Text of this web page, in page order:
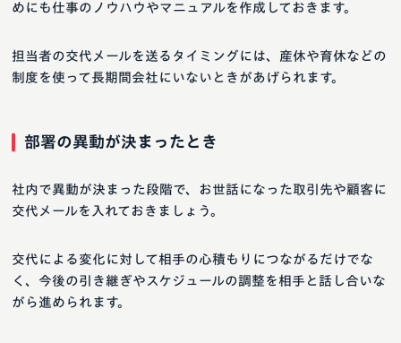
めにも仕事のノウハウやマニュアルを作成しておきます。
担当者の交代メールを送るタイミングには、産休や育休などの
制度を使って長期間会社にいないときがあげられます。
部署の異動が決まったとき
社内で異動が決まった段階で、お世話になった取引先や顧客に
交代メールを入れておきましょう。
交代による変化に対して相手の心積もりにつながるだけでな
く、今後の引き継ぎやスケジュールの調整を相手と話し合いな
がら進められます。